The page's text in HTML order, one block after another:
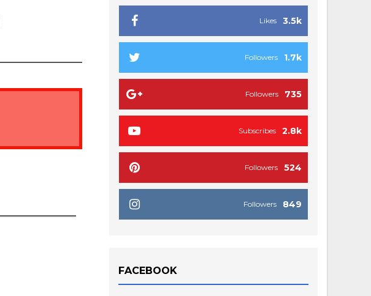
3.5k
Likes
1.7k
Followers
735
Followers
2.8k
Subscribes
524
Followers
849
Followers
FACEBOOK